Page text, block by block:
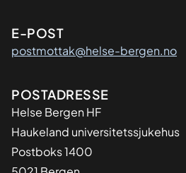
E-POST
postmottak@helse-bergen.no
Adresse
POSTADRESSE
Helse Bergen HF
Haukeland universitetssjukehus
Postboks 1400